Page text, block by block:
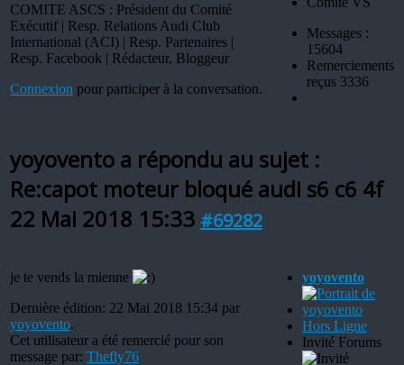
COMITE ASCS : Président du Comité
Exécutif | Resp. Relations Audi Club
International (ACI) | Resp. Partenaires |
Resp. Facebook | Rédacteur, Bloggeur
Connexion pour participer à la conversation.
Messages :
15604
Remerciements
reçus 3336
yoyovento a répondu au sujet :
Re:capot moteur bloqué audi s6 c6 4f
22 Mai 2018 15:33 #69282
je te vends la mienne
Dernière édition: 22 Mai 2018 15:34 par
yoyovento.
Cet utilisateur a été remercié pour son
message par: Thefly76
yoyovento
Hors Ligne
Invité Forums